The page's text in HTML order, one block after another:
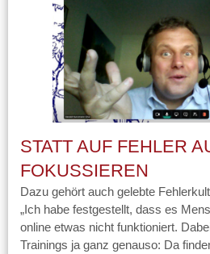
STATT AUF FEHLER
FOKUSSIEREN
Dazu gehört auch gelebte
„Ich habe festgestellt, dass es
online etwas nicht funktioniert.
Trainings ja ganz genauso: Da